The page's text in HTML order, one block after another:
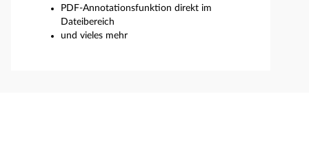
PDF-Annotationsfunktion direkt im
Dateibereich
und vieles mehr